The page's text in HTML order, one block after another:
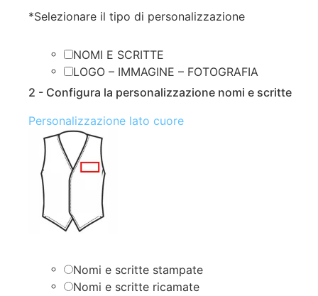
*Selezionare il tipo di personalizzazione
NOMI E SCRITTE
LOGO – IMMAGINE – FOTOGRAFIA
2 - Configura la personalizzazione nomi e scritte
Personalizzazione lato cuore
Nomi e scritte stampate
Nomi e scritte ricamate